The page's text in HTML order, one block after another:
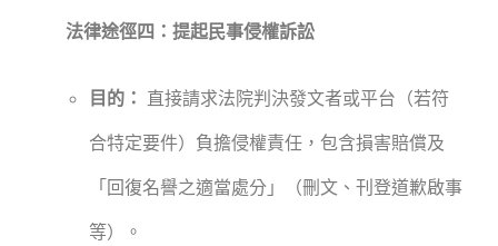
法律途徑四：提起民事侵權訴訟
目的： 直接請求法院判決發文者或平台（若符
合特定要件）負擔侵權責任，包含損害賠償及
「回復名譽之適當處分」（刪文、刊登道歉啟事
等）。